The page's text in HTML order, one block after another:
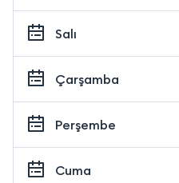
Salı
Çarşamba
Perşembe
Cuma